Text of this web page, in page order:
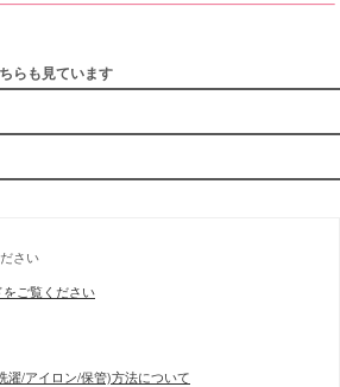
らも見ています
さい
ご覧ください
濯/アイロン/保管)方法について